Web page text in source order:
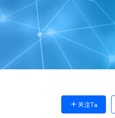
关注Ta